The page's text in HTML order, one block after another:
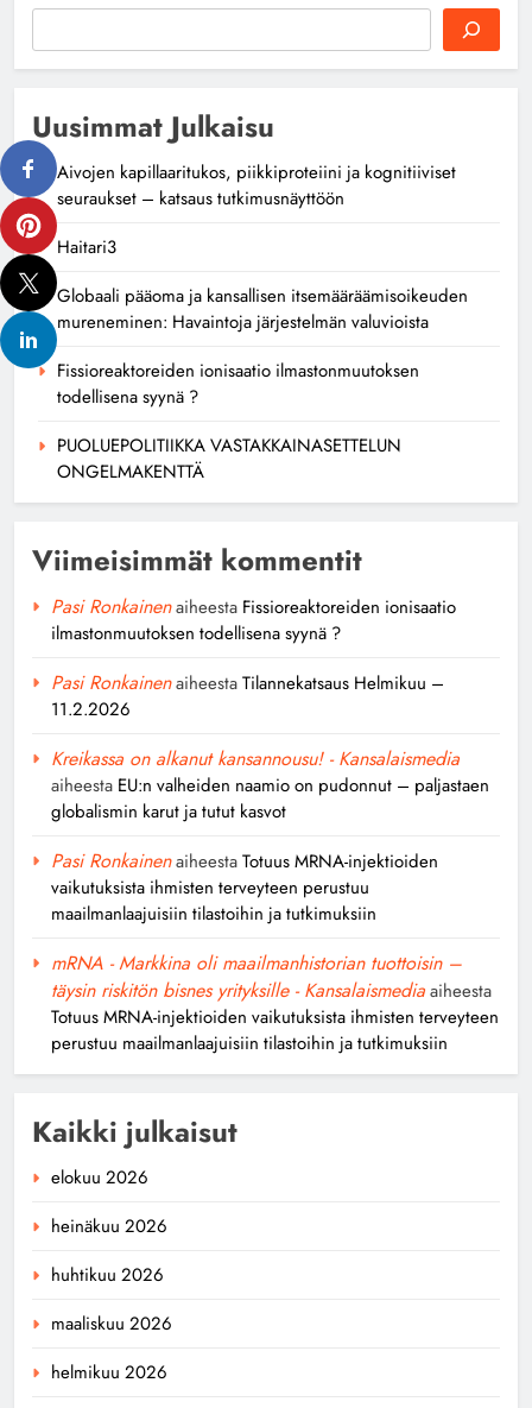
Uusimmat Julkaisu
Aivojen kapillaaritukos, piikkiproteiini ja kognitiiviset
seuraukset – katsaus tutkimusnäyttöön
Haitari3
Globaali pääoma ja kansallisen itsemääräämisoikeuden
mureneminen: Havaintoja järjestelmän valuvioista
Fissioreaktoreiden ionisaatio ilmastonmuutoksen
todellisena syynä ?
PUOLUEPOLITIIKKA VASTAKKAINASETTELUN
ONGELMAKENTTÄ
Viimeisimmät kommentit
Pasi Ronkainenaiheesta Fissioreaktoreiden ionisaatio
ilmastonmuutoksen todellisena syynä ?
Pasi RonkainenaiheestaTilannekatsaus Helmikuu –
11.2.2026
Kreikassa on alkanut kansannousu! - Kansalaismedia
aiheesta EU:n valheiden naamio on pudonnut – paljastaen
globalismin karut ja tutut kasvot
Pasi RonkainenaiheestaTotuus MRNA-injektioiden
vaikutuksista ihmisten terveyteen perustuu
maailmanlaajuisiin tilastoihin ja tutkimuksiin
mRNA - Markkina oli maailmanhistorian tuottoisin –
täysin riskitön bisnes yrityksille - Kansalaismediaaiheesta
Totuus MRNA-injektioiden vaikutuksista ihmisten terveyteen
perustuu maailmanlaajuisiin tilastoihin ja tutkimuksiin
Kaikki julkaisut
elokuu 2026
heinäkuu 2026
huhtikuu 2026
maaliskuu 2026
helmikuu 2026